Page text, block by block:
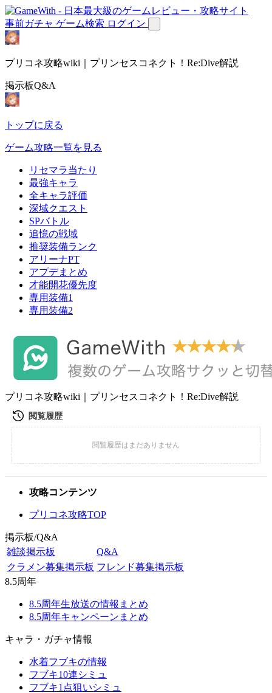
事前ガチャ ゲーム検索 ログイン
プリコネ攻略wiki｜プリンセスコネクト！Re:Dive解説
掲示板Q&A
トップに戻る
ゲーム攻略一覧を見る
リセマラ当たり
最強キャラ
全キャラ評価
深域クエスト
SPバトル
追憶の戦域
推奨装備ランク
アリーナPT
アプデまとめ
才能開花優先度
専用装備1
専用装備2
プリコネ攻略wiki｜プリンセスコネクト！Re:Dive解説
攻略コンテンツ
プリコネ攻略TOP
掲示板/Q&A
雑談掲示板
Q&A
クラメン募集掲示板 フレンド募集掲示板
8.5周年
8.5周年生放送の情報まとめ
8.5周年キャンペーンまとめ
キャラ・ガチャ情報
水着フブキの情報
フブキ10連シミュ
フブキ1点狙いシミュ